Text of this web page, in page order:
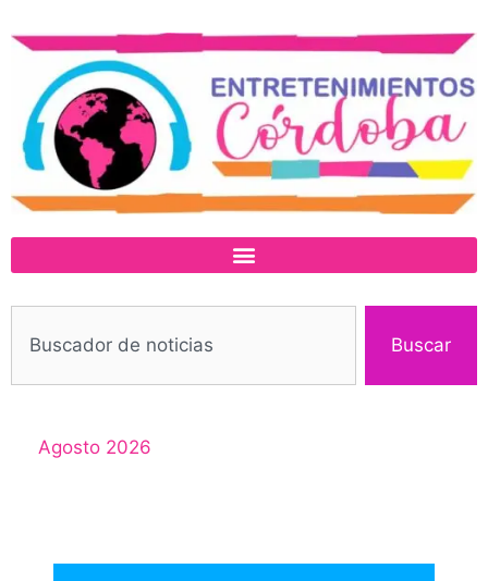
Buscar
Agosto 2026